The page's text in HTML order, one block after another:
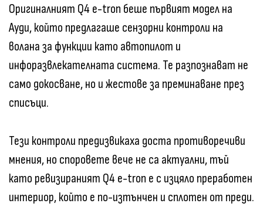
Оригиналният Q4 e-tron беше първият модел на
Ауди, който предлагаше сензорни контроли на
волана за функции като автопилот и
инфоразвлекателната система. Те разпознават не
само докосване, но и жестове за преминаване през
списъци.
Тези контроли предизвикаха доста противоречиви
мнения, но споровете вече не са актуални, тъй
като ревизираният Q4 e-tron е с изцяло преработен
интериор, който е по-изтънчен и сплотен от преди.